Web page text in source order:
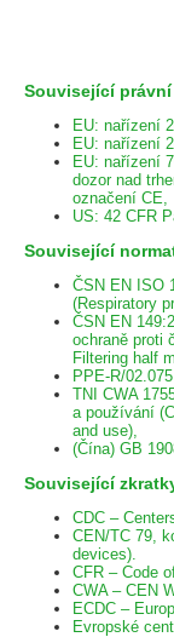
Související
EU: nařízení
EU: nařízení
EU: nařízení
dozor nad
označení CE,
US: 42 CFR
Související
ČSN EN ISO
(Respiratory
ČSN EN
ochraně proti
Filtering half
PPE-R/
TNI CWA
a používání
and use),
(Čína) GB
Související
CDC –
CEN/TC 79,
devices).
CFR – Code
CWA – CEN
ECDC –
Evropské